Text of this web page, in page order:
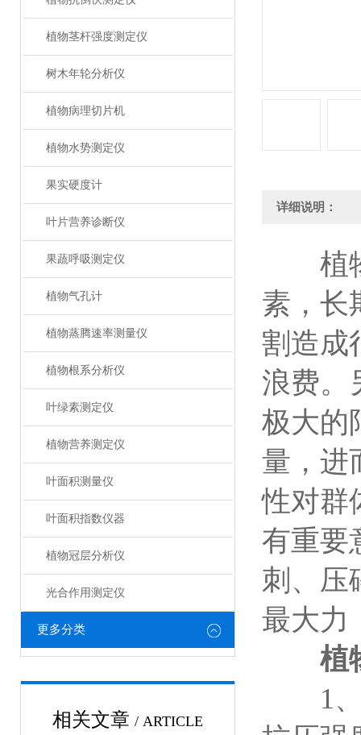
植物茎杆强度测定仪
树木年轮分析仪
植物病理切片机
植物水势测定仪
果实硬度计
叶片营养诊断仪
果蔬呼吸测定仪
植物气孔计
植物蒸腾速率测量仪
植物根系分析仪
叶绿素测定仪
植物营养测定仪
叶面积测量仪
叶面积指数仪器
植物冠层分析仪
光合作用测定仪
更多分类
相关文章 / ARTICLE
详细说明：
植物
素，长
割造成
浪费。
极大的
量，进
性对群
有重要
刺、压
最大力
植
1、